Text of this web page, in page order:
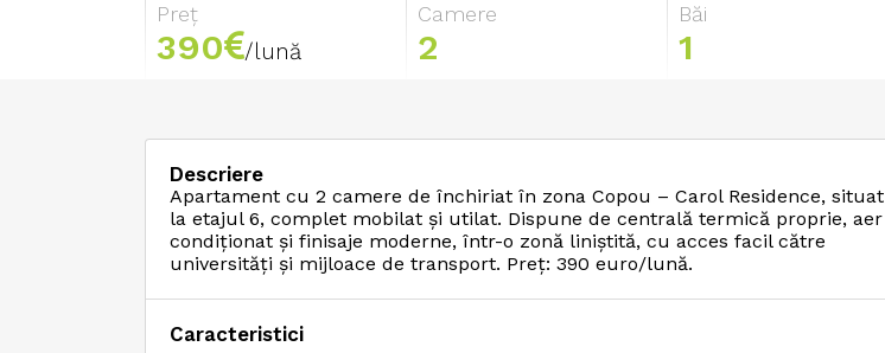
Preț
390 /lună
Camere
2
Băi
1
Descriere
Apartament cu 2 camere de închiriat în zona Copou – Carol Residence, situat
la etajul 6, complet mobilat și utilat. Dispune de centrală termică proprie, aer
condiționat și finisaje moderne, într-o zonă liniștită, cu acces facil către
universități și mijloace de transport. Preț: 390 euro/lună.
Caracteristici